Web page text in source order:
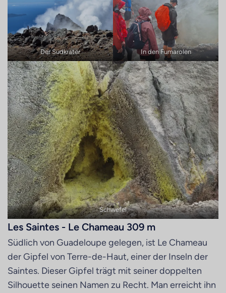
Der Südkrater In den Fumarolen
Schwefel
Les Saintes - Le Chameau 309 m
Südlich von Guadeloupe gelegen, ist Le Chameau
der Gipfel von Terre-de-Haut, einer der Inseln der
Saintes. Dieser Gipfel trägt mit seiner doppelten
Silhouette seinen Namen zu Recht. Man erreicht ihn